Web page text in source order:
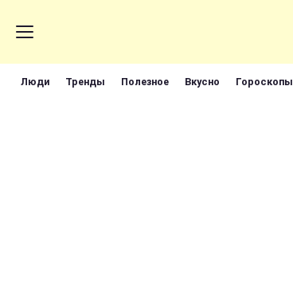
Люди Тренды Полезное Вкусно Гороскопы